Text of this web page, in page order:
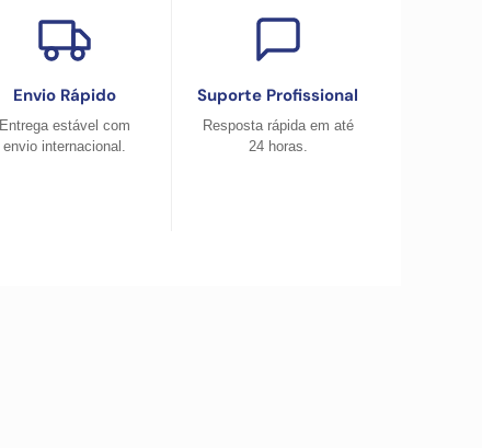
Envio Rápido
Entrega estável com
envio internacional.
Suporte Profissional
Resposta rápida em até
24 horas.